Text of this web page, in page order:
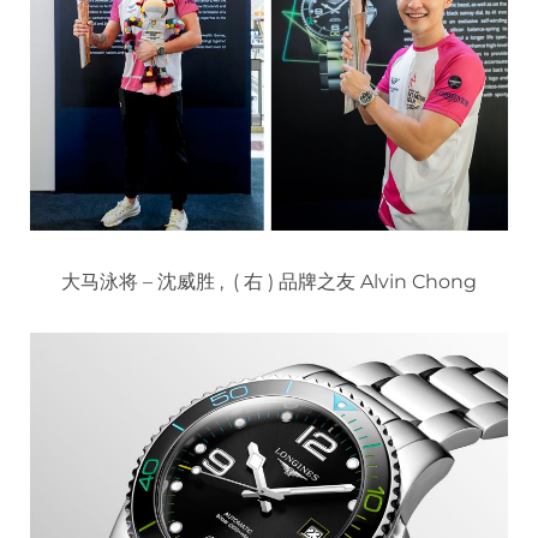
大马泳将 – 沈威胜 , ( 右 ) 品牌之友 Alvin Chong